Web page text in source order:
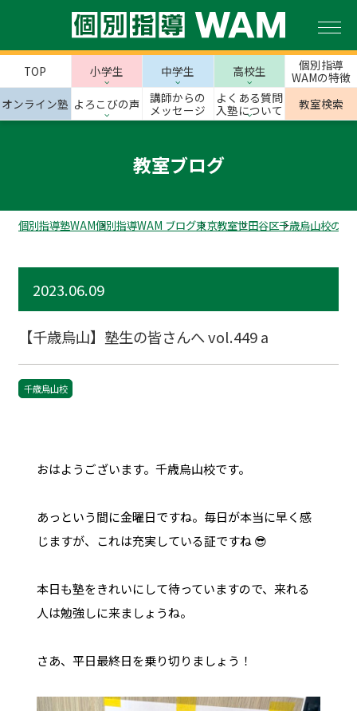
TOP 小学生 中学生 高校生
個別指導
WAMの特徴
オンライン塾 よろこびの声
講師からの
メッセージ
よくある質問
入塾について
教室検索
教室ブログ
個別指導塾WAM個別指導WAM ブログ東京教室世田谷区千歳烏山校のス
2023.06.09
【千歳烏山】塾生の皆さんへ vol.449 a
千歳烏山校
おはようございます。千歳烏山校です。
あっという間に金曜日ですね。毎日が本当に早く感
じますが、これは充実している証ですね 😎
本日も塾をきれいにして待っていますので、来れる
人は勉強しに来ましょうね。
さあ、平日最終日を乗り切りましょう！